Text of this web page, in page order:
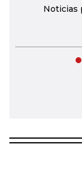
Noticias